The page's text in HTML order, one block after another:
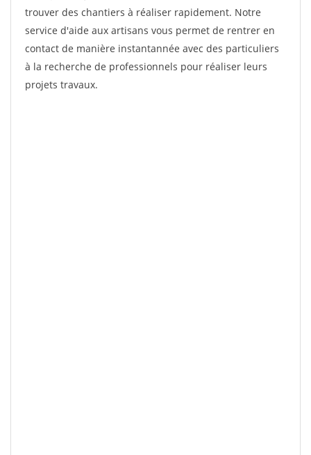
trouver des chantiers à réaliser rapidement. Notre
service d'aide aux artisans vous permet de rentrer en
contact de manière instantannée avec des particuliers
à la recherche de professionnels pour réaliser leurs
projets travaux.